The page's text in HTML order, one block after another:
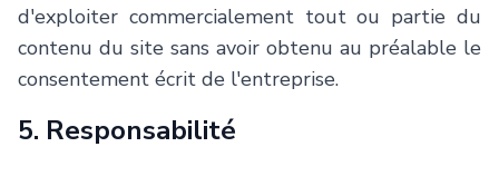
d'exploiter commercialement tout ou partie du
contenu du site sans avoir obtenu au préalable le
consentement écrit de l'entreprise.
5. Responsabilité